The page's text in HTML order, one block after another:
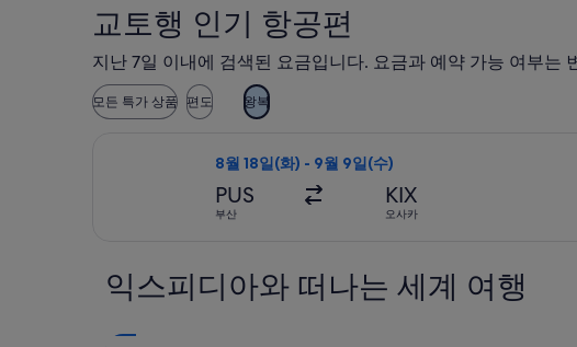
교토행 인기 항공편
지난 7일 이내에 검색된 요금입니다. 요금과 예약 가능 여부는
모든 특가 상품 편도 왕복
8월 18일(화) - 9월 9일(수)
PUS
부산
KIX
오사카
익스피디아와 떠나는 세계 여행